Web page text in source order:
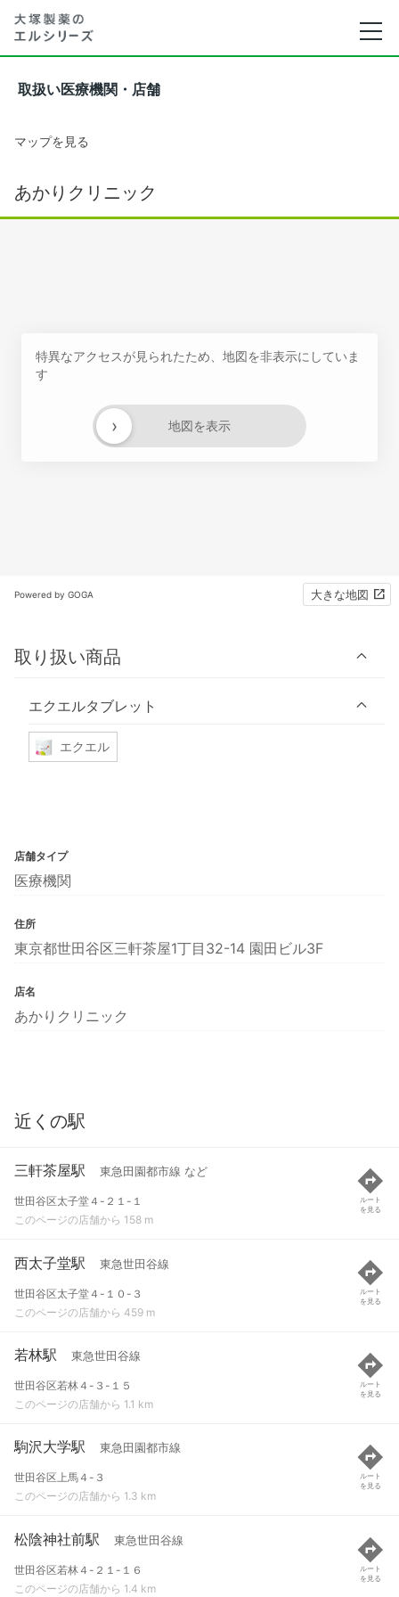
取扱い医療機関・店舗
マップを見る
あかりクリニック
特異なアクセスが見られたため、地図を非表示にしていま
す
地図を表示
›
Powered by GOGA 大きな地図
取り扱い商品
エクエルタブレット
エクエル
店舗タイプ
医療機関
住所
東京都世田谷区三軒茶屋1丁目32-14 園田ビル3F
店名
あかりクリニック
近くの駅
三軒茶屋駅 東急田園都市線 など
世田谷区太子堂４-２１-１
このページの店舗から 158 m
ルート
を見る
西太子堂駅 東急世田谷線
世田谷区太子堂４-１０-３
このページの店舗から 459 m
ルート
を見る
若林駅 東急世田谷線
世田谷区若林４-３-１５
このページの店舗から 1.1 km
ルート
を見る
駒沢大学駅 東急田園都市線
世田谷区上馬４-３
このページの店舗から 1.3 km
ルート
を見る
松陰神社前駅 東急世田谷線
世田谷区若林４-２１-１６
このページの店舗から 1.4 km
ルート
を見る